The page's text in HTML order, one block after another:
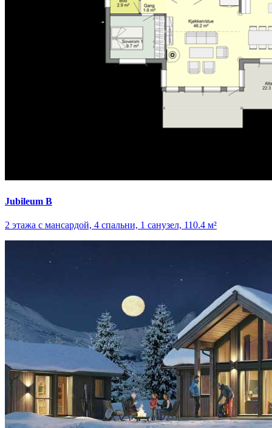
Jubileum B
2 этажа с мансардой, 4 спальни, 1 санузел, 110.4 м²